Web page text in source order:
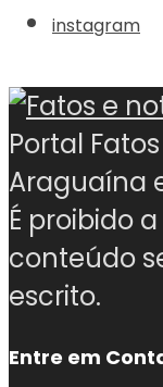
instagram
Portal
Araguaína
É proibido
conteúdo
escrito.
Entre em